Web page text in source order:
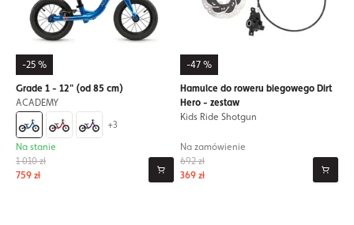
-25 %
Grade 1 - 12" (od 85 cm)
ACADEMY
+3
1 010 zł
759 zł
Na stanie
-47 %
Hamulce do roweru biegowego Dirt
Hero - zestaw
Kids Ride Shotgun
692 zł
369 zł
Na zamówienie